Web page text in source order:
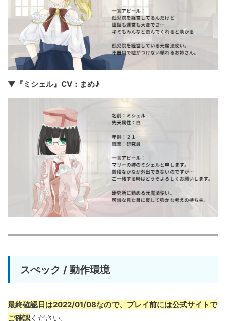
▼『ミシェル』CV：まめ♪
スぺック / 動作環境
最終確認日は2022/01/08なので、プレイ前には公式サイトで
ご確認 ください。